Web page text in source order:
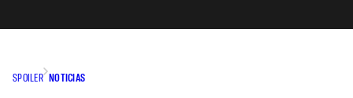
SPOILER NOTICIAS